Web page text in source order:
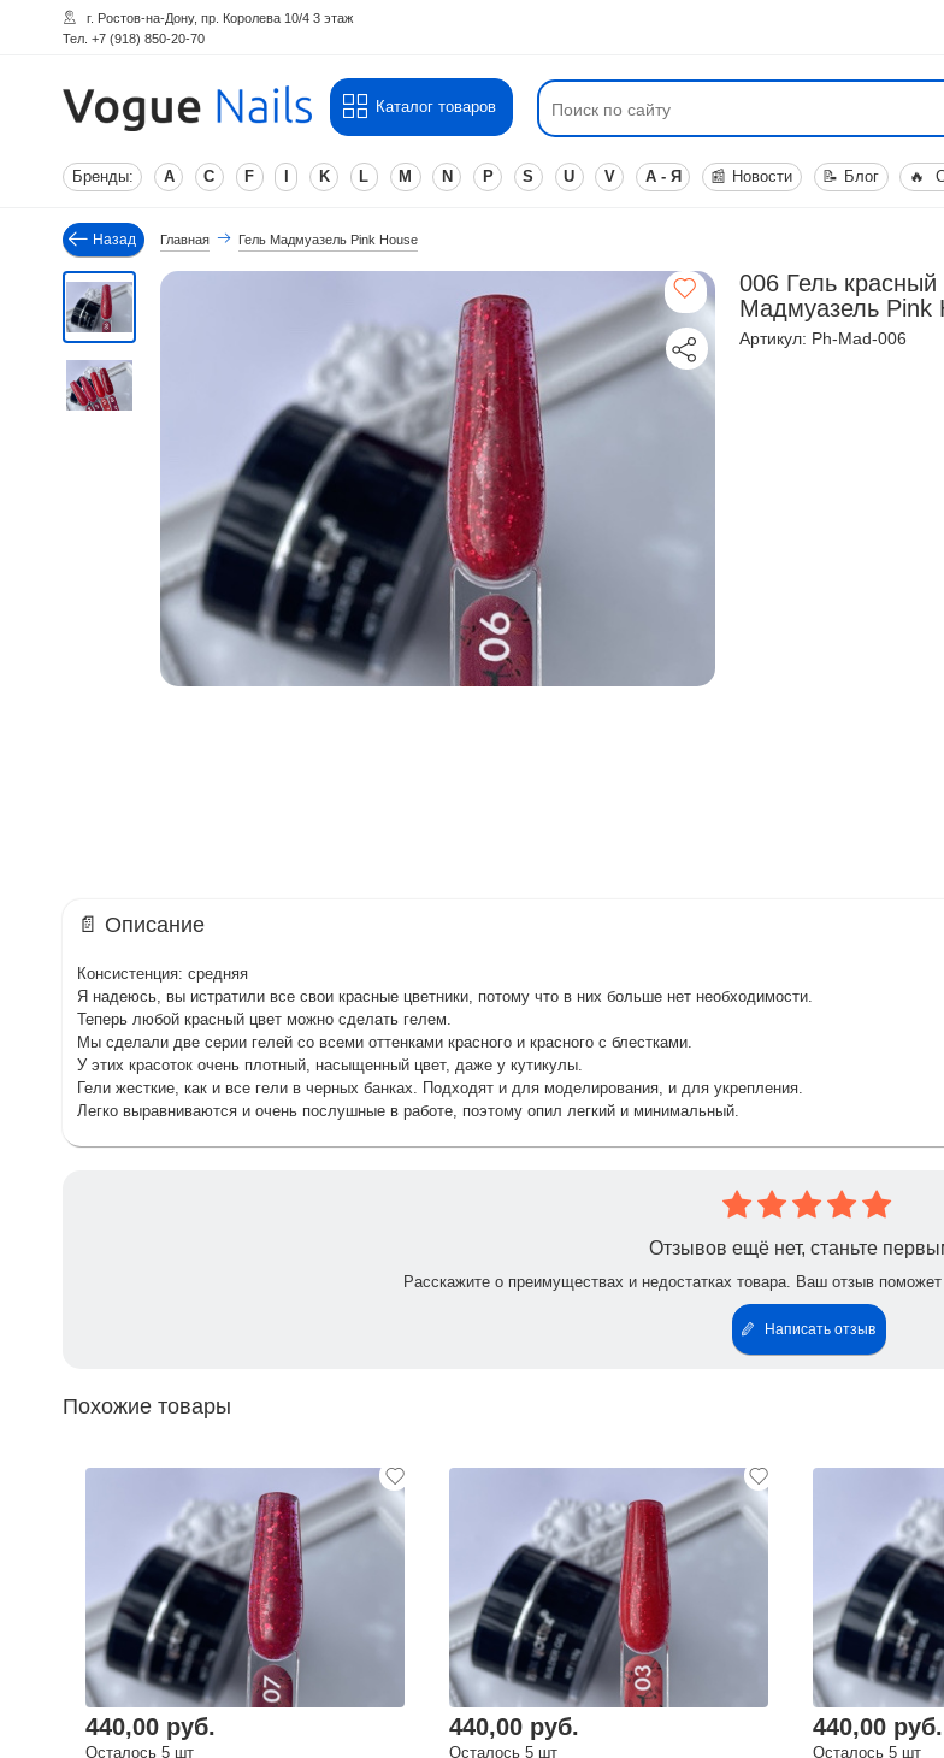
г. Ростов-на-Дону, пр. Королева 10/4 3 этаж
Тел. +7 (918) 850-20-70
Каталог товаров
Бренды: A C F K L M N P S U V А - Я 📰 Новости 📝 Блог 🔥
Назад Главная Гель Мадмуазель Pink House
006 Гель
Мадмуазель Pink
Артикул: Ph-Mad-006
📄 Описание
Консистенция: средняя
Я надеюсь, вы истратили все свои красные цветники, потому что в них больше нет необходимости.
Теперь любой красный цвет можно сделать гелем.
Мы сделали две серии гелей со всеми оттенками красного и красного с блестками.
У этих красоток очень плотный, насыщенный цвет, даже у кутикулы.
Гели жесткие, как и все гели в черных банках. Подходят и для моделирования, и для укрепления.
Легко выравниваются и очень послушные в работе, поэтому опил легкий и минимальный.
Отзывов ещё нет, станьте
Расскажите о преимуществах и недостатках товара. Ваш отзыв
Написать отзыв
Похожие товары
440,00 руб.
Осталось 5 шт
440,00 руб.
Осталось 5 шт
440,00 руб.
Осталось 5 шт